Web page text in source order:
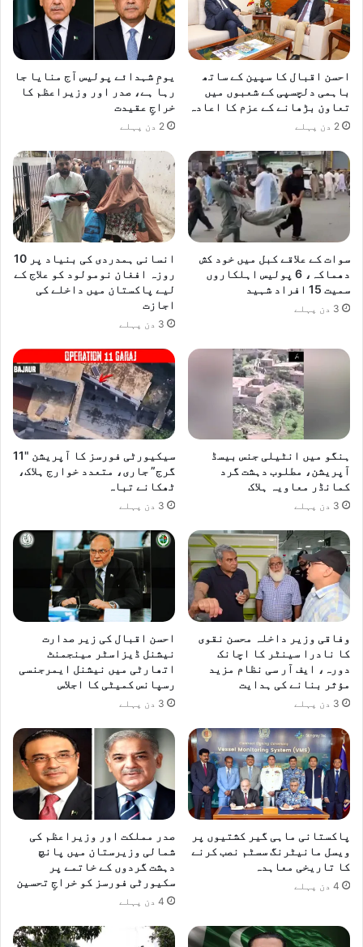
احسن اقبال کا سپین کے ساتھ
باہمی دلچسپی کے شعبوں میں
تعاون بڑھانے کے عزم کا اعادہ
2 دن پہلے
یومِ شہدائے پولیس آج منایا جا
رہا ہے، صدر اور وزیراعظم کا
خراجِ عقیدت
2 دن پہلے
سوات کے علاقے کبل میں خود کش
دھماکہ، 6 پولیس اہلکاروں
سمیت 15 افراد شہید
3 دن پہلے
انسانی ہمدردی کی بنیاد پر 10
روزہ افغان نومولود کو علاج کے
لیے پاکستان میں داخلے کی
اجازت
3 دن پہلے
ہنگو میں انٹیلی جنس بیسڈ
آپریشن، مطلوب دہشت گرد
کمانڈر معاویہ ہلاک
3 دن پہلے
سیکیورٹی فورسز کا آپریشن "11
گرج” جاری، متعدد خوارج ہلاک،
ٹھکانے تباہ
3 دن پہلے
وفاقی وزیر داخلہ محسن نقوی
کا نادرا سینٹر کا اچانک
دورہ، ایف آر سی نظام مزید
مؤثر بنانے کی ہدایت
3 دن پہلے
احسن اقبال کی زیر صدارت
نیشنل ڈیزاسٹر مینجمنٹ
اتھارٹی میں نیشنل ایمرجنسی
رسپانس کمیٹی کا اجلاس
3 دن پہلے
پاکستانی ماہی گیر کشتیوں پر
ویسل مانیٹرنگ سسٹم نصب کرنے
کا تاریخی معاہدہ
4 دن پہلے
صدر مملکت اور وزیراعظم کی
شمالی وزیرستان میں پانچ
دہشت گردوں کے خاتمے پر
سکیورٹی فورسز کو خراجِ تحسین
4 دن پہلے